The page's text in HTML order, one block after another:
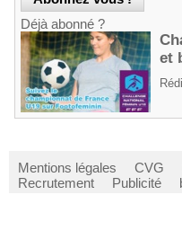
Déjà abonné ?
et
Mentions légales CVG
Recrutement
Publicité